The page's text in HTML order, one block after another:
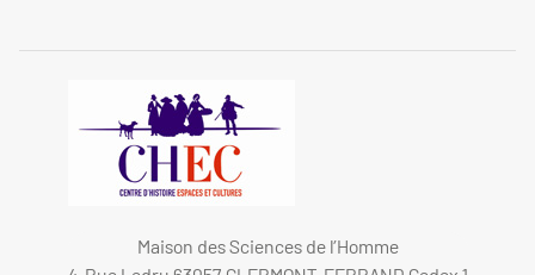
Maison des Sciences de l’Homme